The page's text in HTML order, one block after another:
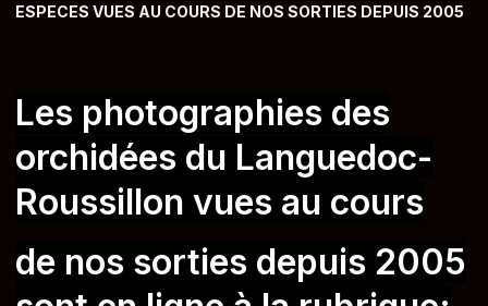
ESPECES VUES AU COURS DE NOS SORTIES DEPUIS 2005
Les photographies des
orchidées du Languedoc-
Roussillon vues au cours
de nos sorties depuis 2005